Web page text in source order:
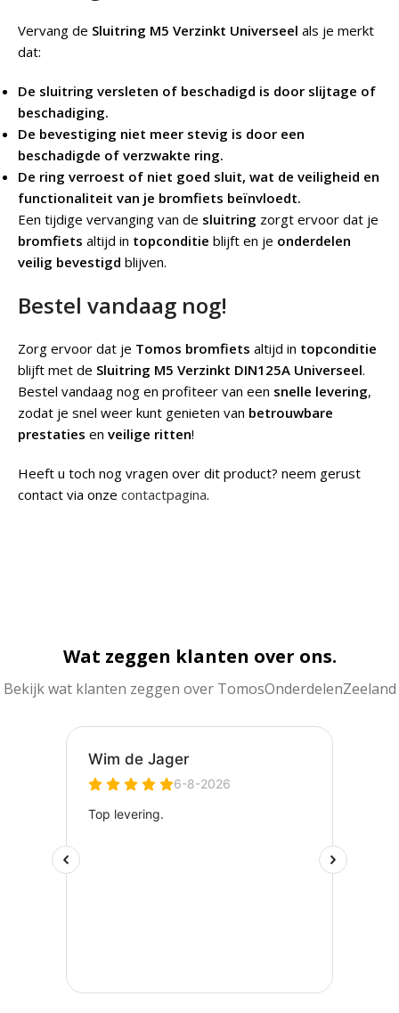
Vervang de Sluitring M5 Verzinkt Universeel als je merkt
dat:
De sluitring versleten of beschadigd is door slijtage of
beschadiging.
De bevestiging niet meer stevig is door een
beschadigde of verzwakte ring.
De ring verroest of niet goed sluit, wat de veiligheid en
functionaliteit van je bromfiets beïnvloedt.
Een tijdige vervanging van de sluitring zorgt ervoor dat je
bromfiets altijd in topconditie blijft en je onderdelen
veilig bevestigd blijven.
Bestel vandaag nog!
Zorg ervoor dat je Tomos bromfiets altijd in topconditie
blijft met de Sluitring M5 Verzinkt DIN125A Universeel.
Bestel vandaag nog en profiteer van een snelle levering,
zodat je snel weer kunt genieten van betrouwbare
prestaties en veilige ritten!
Heeft u toch nog vragen over dit product? neem gerust
contact via onze contactpagina.
Wat zeggen klanten over ons.
Bekijk wat klanten zeggen over TomosOnderdelenZeeland